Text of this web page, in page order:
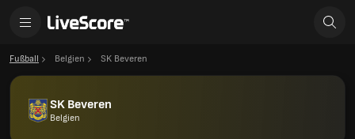
Fußball Belgien SK Beveren
SK Beveren
Belgien